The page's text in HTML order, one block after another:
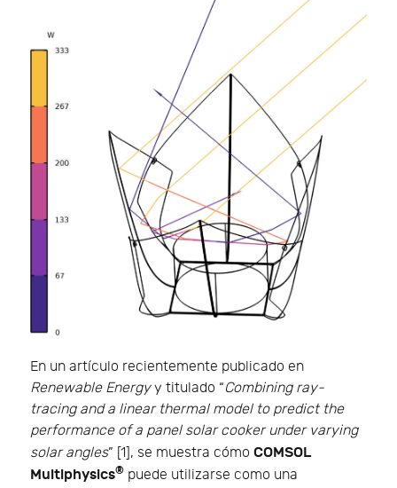
En un artículo recientemente publicado en
Renewable Energyy titulado “Combining ray-
tracing and a linear thermal model to predict the
performance of a panel solar cooker under varying
solar angles” [1], se muestra cómo COMSOL
Multiphysics® puede utilizarse como una